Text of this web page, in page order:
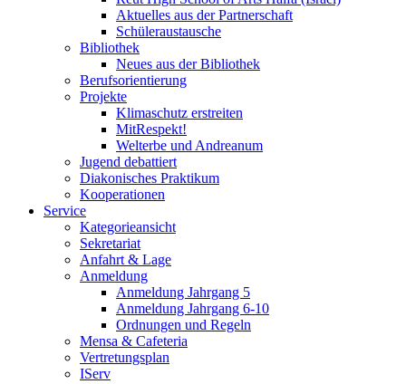
Aktuelles aus der Partnerschaft
Schüleraustausche
Bibliothek
Neues aus der Bibliothek
Berufsorientierung
Projekte
Klimaschutz erstreiten
MitRespekt!
Welterbe und Andreanum
Jugend debattiert
Diakonisches Praktikum
Kooperationen
Service
Kategorieansicht
Sekretariat
Anfahrt & Lage
Anmeldung
Anmeldung Jahrgang 5
Anmeldung Jahrgang 6-10
Ordnungen und Regeln
Mensa & Cafeteria
Vertretungsplan
IServ